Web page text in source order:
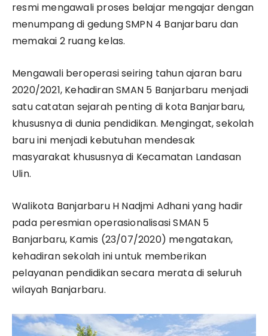
resmi mengawali proses belajar mengajar dengan
menumpang di gedung SMPN 4 Banjarbaru dan
memakai 2 ruang kelas.
Mengawali beroperasi seiring tahun ajaran baru
2020/2021, Kehadiran SMAN 5 Banjarbaru menjadi
satu catatan sejarah penting di kota Banjarbaru,
khususnya di dunia pendidikan. Mengingat, sekolah
baru ini menjadi kebutuhan mendesak
masyarakat khususnya di Kecamatan Landasan
Ulin.
Walikota Banjarbaru H Nadjmi Adhani yang hadir
pada peresmian operasionalisasi SMAN 5
Banjarbaru, Kamis (23/07/2020) mengatakan,
kehadiran sekolah ini untuk memberikan
pelayanan pendidikan secara merata di seluruh
wilayah Banjarbaru.